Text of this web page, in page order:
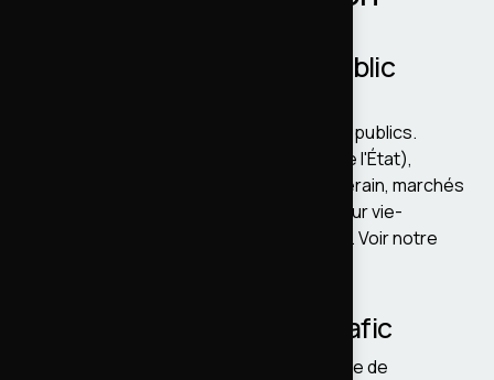
Collectivités et secteur public
départements, régions, établissements publics.
(Système de Design de l'État),
, hébergement souverain, marchés
publics directs ou via UGAP. Référence sur vie-
publique.fr (DILA), IPAG Business School. Voir notre
Médias et portails à fort trafic
Plateformes éditoriales avec gros volume de